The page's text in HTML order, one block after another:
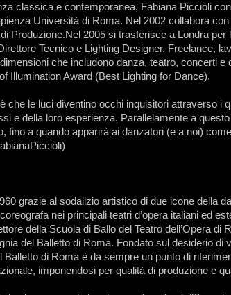
classica e contemporanea, Fabiana Piccioli
Università di Roma. Nel 2002 collabora
Produzione.Nel 2005 si trasferisce a Londra per
Tecnico e Lighting Designer. Freelance,
che includono danza, teatro, concerti e
Illumination Award (Best Lighting for Dance).
che le luci diventino occhi inquisitori attraverso i
e della loro esperienza. Parallelamente a
fino a quando apparirà ai danzatori (e a noi)
grazie al sodalizio artistico di due icone della
nei principali teatri d’opera italiani ed
della Scuola di Ballo del Teatro dell’Opera di
del Balletto di Roma. Fondato sul desiderio di
Balletto di Roma è da sempre un punto di
imponendosi per qualità di produzione e